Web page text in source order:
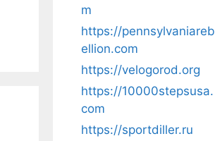
m
https://pennsylvaniareb
ellion.com
https://velogorod.org
https://10000stepsusa.
com
https://sportdiller.ru